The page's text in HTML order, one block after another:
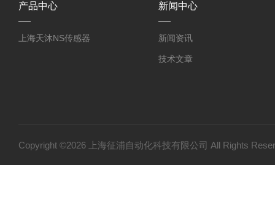
产品中心
上海天沐NS传感器
新闻中心
新闻资讯
技术文章
Copyright ©2026 上海征浦自动化科技有限公司 All Rights